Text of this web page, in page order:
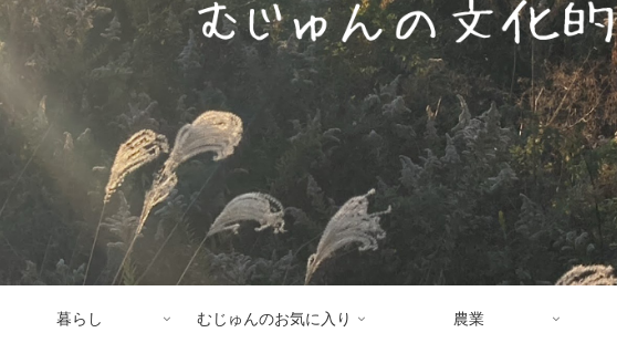
暮らし むじゅんのお気に入り 農業